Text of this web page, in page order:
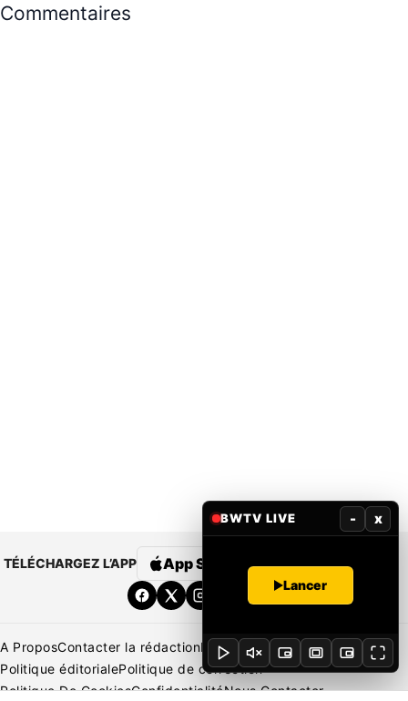
Commentaires
TÉLÉCHARGEZ L’APP App Store Google Play
A ProposContacter la rédactionRédaction Mentions légales
Politique éditorialePolitique de correction
Politique De CookiesConfidentialitéNous Contacter
BWTV LIVE - x
Lancer